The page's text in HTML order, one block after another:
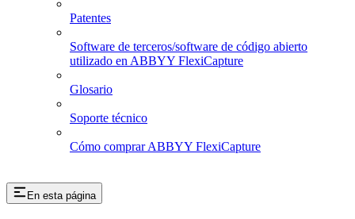
Patentes
Software de terceros/software de código abierto
utilizado en ABBYY FlexiCapture
Glosario
Soporte técnico
Cómo comprar ABBYY FlexiCapture
En esta página